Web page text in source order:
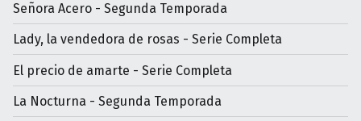
Señora Acero - Segunda Temporada
Lady, la vendedora de rosas - Serie Completa
El precio de amarte - Serie Completa
La Nocturna - Segunda Temporada